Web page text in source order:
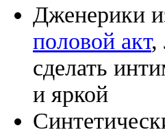
Дженерики
половой акт,
сделать
и яркой